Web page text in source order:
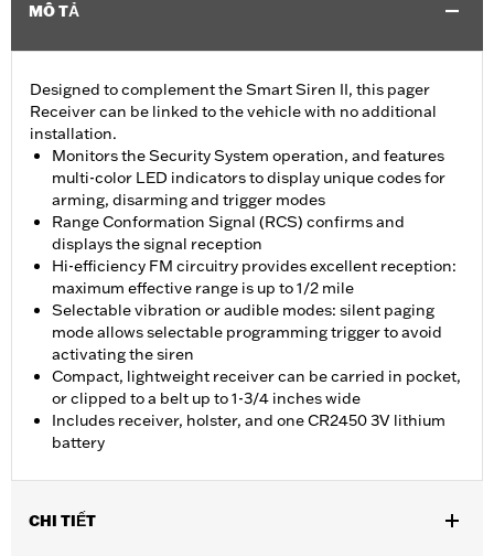
MÔ TẢ
Designed to complement the Smart Siren II, this pager
Receiver can be linked to the vehicle with no additional
installation.
Monitors the Security System operation, and features
multi-color LED indicators to display unique codes for
arming, disarming and trigger modes
Range Conformation Signal (RCS) confirms and
displays the signal reception
Hi-efficiency FM circuitry provides excellent reception:
maximum effective range is up to 1/2 mile
Selectable vibration or audible modes: silent paging
mode allows selectable programming trigger to avoid
activating the siren
Compact, lightweight receiver can be carried in pocket,
or clipped to a belt up to 1-3/4 inches wide
Includes receiver, holster, and one CR2450 3V lithium
battery
CHI TIẾT